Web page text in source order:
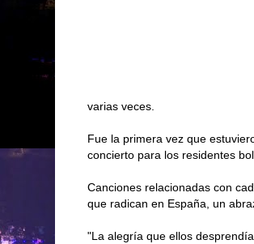
varias veces.
Fue la primera vez que
concierto para los residentes
Canciones relacionadas con
que radican en España, un
"La alegría que ellos